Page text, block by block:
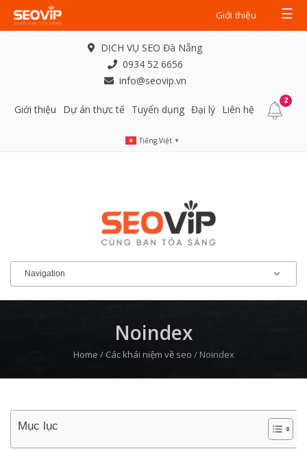
Giới thiệu ☰
DỊCH VỤ SEO Đà Nẵng
0934 52 6656
info@seovip.vn
Giới thiệu Dự án thực tế Tuyển dụng Đại lý Liên hệ
2
Tiếng Việt ▼
Noindex
Home /Các khái niệm về seo / Noindex
Mục lục